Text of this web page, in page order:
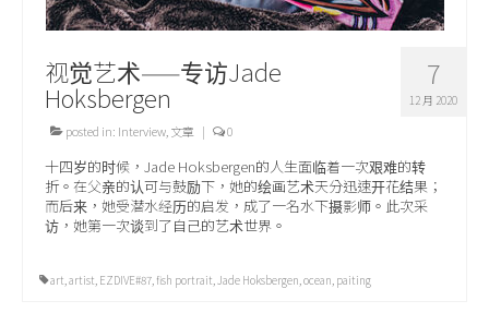
7
12 月 2020
视觉艺术——专访Jade
Hoksbergen
posted in: Interview 文章 | 0
十四岁的时候，Jade Hoksbergen的人生面临着一次艰难的转
折。在父亲的认可与鼓励下，她的绘画艺术天分迅速开花结果；
而后来，她受潜水经历的启发，成了一名水下摄影师。此次采
访，她第一次谈到了自己的艺术世界。
art artist EZDIVE#87 fish portrait Jade Hoksbergen ocean paiting